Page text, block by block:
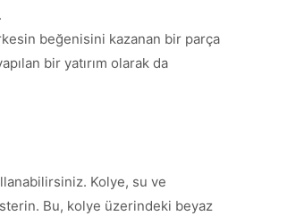
beğenisini kazanan bir parça
bir yatırım olarak da
Kolye, su ve
Bu, kolye üzerindeki beyaz